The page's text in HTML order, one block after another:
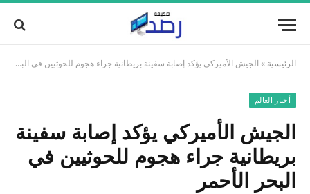
الرئيسية » الجيش الأميركي يؤكد إصابة سفينة بريطانية جراء هجوم للحوثيين في البحر الأحمر
أخبار العالم
الجيش الأميركي يؤكد إصابة سفينة
بريطانية جراء هجوم للحوثيين في
البحر الأحمر